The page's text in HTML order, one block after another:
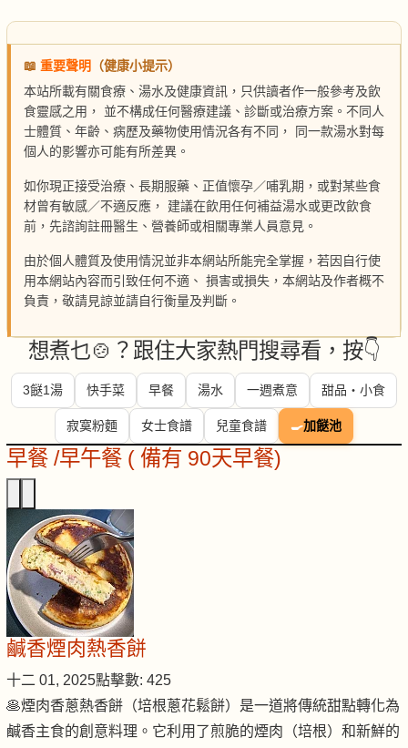
📖 重要聲明
（健康小提示）
本站所載有關食療、湯水及健康資訊，只供讀者作一般參考及飲
食靈感之用， 並不構成任何醫療建議、診斷或治療方案。不同人
士體質、年齡、病歷及藥物使用情況各有不同， 同一款湯水對每
個人的影響亦可能有所差異。
如你現正接受治療、長期服藥、正值懷孕／哺乳期，或對某些食
材曾有敏感／不適反應， 建議在飲用任何補益湯水或更改飲食
前，先諮詢註冊醫生、營養師或相關專業人員意見。
由於個人體質及使用情況並非本網站所能完全掌握，若因自行使
用本網站內容而引致任何不適、 損害或損失，本網站及作者概不
負責，敬請見諒並請自行衡量及判斷。
想煮乜🍲？跟住大家熱門搜尋看，按👇
3餸1湯 快手菜 早餐 湯水 一週煮意 甜品・小食
寂寞粉麵 女士食譜 兒童食譜 🍳加餸池
早餐 /早午餐 ( 備有 90天早餐)
鹹香煙肉熱香餅
十二 01, 2025點擊數: 425
🥞煙肉香蔥熱香餅（培根蔥花鬆餅）是一道將傳統甜點轉化為
鹹香主食的創意料理。它利用了煎脆的煙肉（培根）和新鮮的